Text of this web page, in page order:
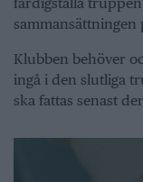
sammansättningen
Klubben behöver
ingå i den slutliga
ska fattas senast